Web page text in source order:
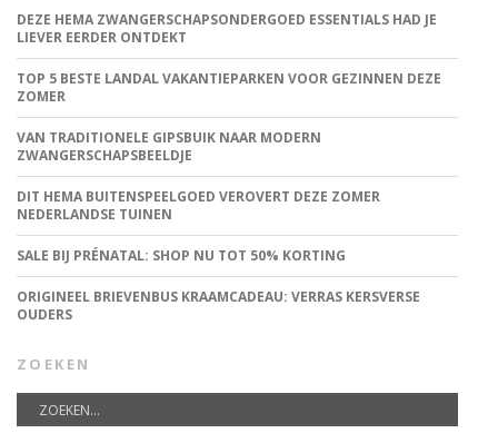
DEZE HEMA ZWANGERSCHAPSONDERGOED ESSENTIALS HAD JE
LIEVER EERDER ONTDEKT
TOP 5 BESTE LANDAL VAKANTIEPARKEN VOOR GEZINNEN DEZE
ZOMER
VAN TRADITIONELE GIPSBUIK NAAR MODERN
ZWANGERSCHAPSBEELDJE
DIT HEMA BUITENSPEELGOED VEROVERT DEZE ZOMER
NEDERLANDSE TUINEN
SALE BIJ PRÉNATAL: SHOP NU TOT 50% KORTING
ORIGINEEL BRIEVENBUS KRAAMCADEAU: VERRAS KERSVERSE
OUDERS
ZOEKEN